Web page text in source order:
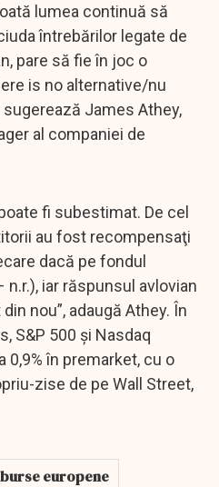
lumea continuă să
întrebărilor legate de
pare să fie în joc o
is no alternative/nu
James Athey,
al companiei de
fi subestimat. De cel
au fost recompensaţi
dacă pe fondul
iar răspunsul avlovian
nou”, adaugă Athey. În
S&P 500 şi Nasdaq
0,9% în premarket, cu o
zise de pe Wall Street,
burse europene